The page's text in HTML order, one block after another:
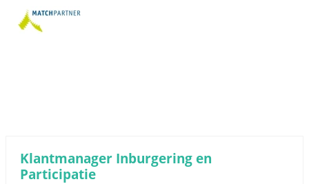
Klantmanager Inburgering en
Participatie